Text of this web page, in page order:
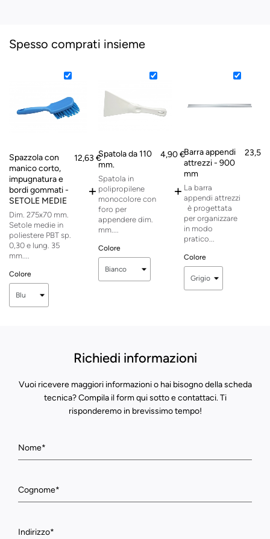
Spesso comprati insieme
Spazzola con
manico corto,
impugnatura e
bordi gommati -
SETOLE MEDIE
Dim. 275x70 mm.
Setole medie in
poliestere PBT sp.
0,30 e lung. 35
mm....
12,63 €
Colore
+
Spatola da 110
mm.
Spatola in
polipropilene
monocolore con
foro per
appendere dim.
mm....
4,90 €
Colore
+
Barra appendi
attrezzi - 900
mm
La barra
appendi attrezzi
è progettata
per organizzare
in modo
pratico...
23,54
Colore
Richiedi informazioni
Vuoi ricevere maggiori informazioni o hai bisogno della scheda
tecnica? Compila il form qui sotto e contattaci. Ti
risponderemo in brevissimo tempo!